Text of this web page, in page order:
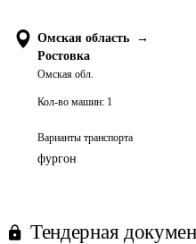
Омская область
→
Ростовка
Омская обл.
Кол-во машин: 1
Варианты транспорта
фургон
Тендерная